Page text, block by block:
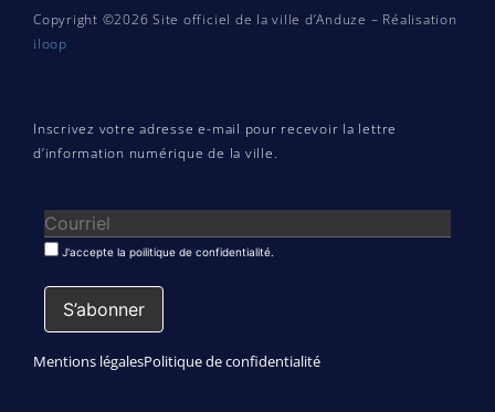
Copyright ©2026 Site officiel de la ville d’Anduze – Réalisation
iloop
Inscrivez votre adresse e-mail pour recevoir la lettre
d’information numérique de la ville.
J'accepte la poilitique de confidentialité.
Mentions légalesPolitique de confidentialité